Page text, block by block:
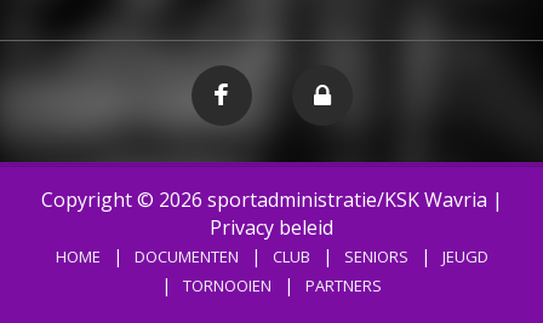
Copyright © 2026 sportadministratie/KSK Wavria |
Privacy beleid
HOME DOCUMENTEN CLUB SENIORS
JEUGD
TORNOOIEN
PARTNERS